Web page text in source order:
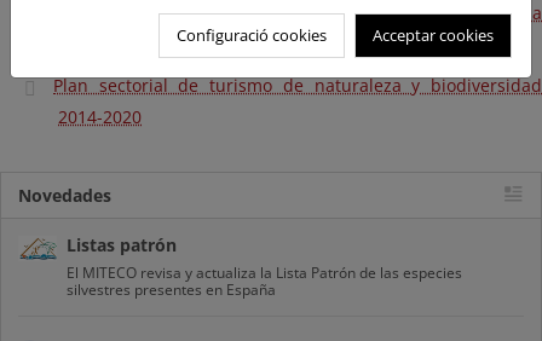
Consejo estatal para el patrimonio natural y la
Plan sectorial de turismo de naturaleza y biodiversidad
2014-2020
Novedades
Listas patrón
El MITECO revisa y actualiza la Lista Patrón de las especies
silvestres presentes en España
Configuració cookies Acceptar cookies